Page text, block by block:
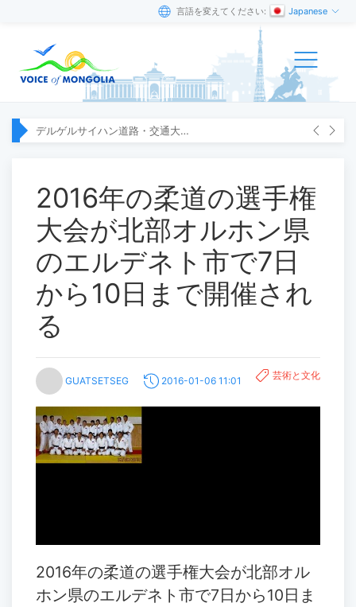
言語を変えてください: Japanese
デルゲルサイハン道路・交通大臣は広島県の関係者と会談
2016年の柔道の選手権
大会が北部オルホン県
のエルデネト市で7日
から10日まで開催され
る
GUATSETSEG 2016-01-06 11:01 芸術と文化
2016年の柔道の選手権大会が北部オル
ホン県のエルデネト市で7日から10日ま